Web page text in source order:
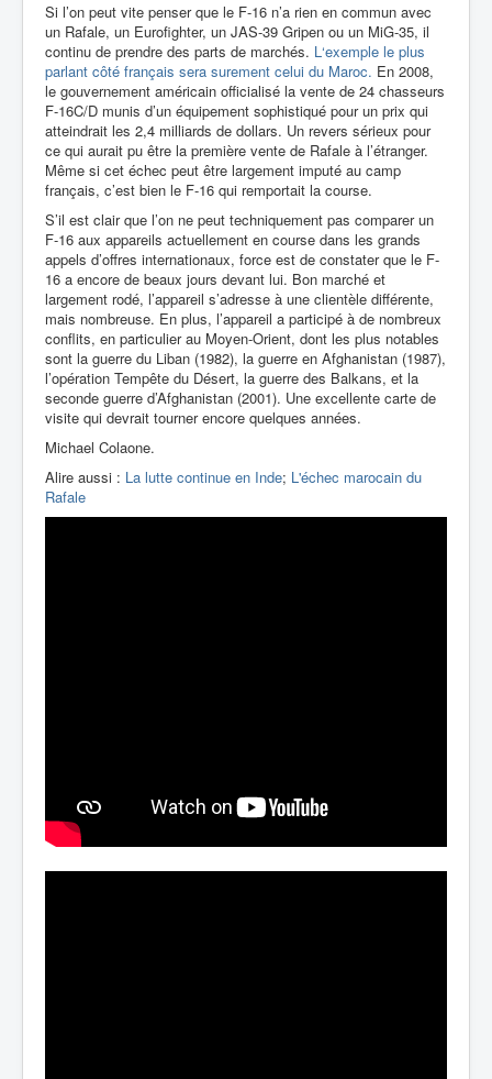
Si l’on peut vite penser que le F-16 n’a rien en commun avec
un Rafale, un Eurofighter, un JAS-39 Gripen ou un MiG-35, il
continu de prendre des parts de marchés. L‘exemple le plus
parlant côté français sera surement celui du Maroc. En 2008,
le gouvernement américain officialisé la vente de 24 chasseurs
F-16C/D munis d’un équipement sophistiqué pour un prix qui
atteindrait les 2,4 milliards de dollars. Un revers sérieux pour
ce qui aurait pu être la première vente de Rafale à l’étranger.
Même si cet échec peut être largement imputé au camp
français, c’est bien le F-16 qui remportait la course.
S’il est clair que l’on ne peut techniquement pas comparer un
F-16 aux appareils actuellement en course dans les grands
appels d’offres internationaux, force est de constater que le F-
16 a encore de beaux jours devant lui. Bon marché et
largement rodé, l’appareil s’adresse à une clientèle différente,
mais nombreuse. En plus, l’appareil a participé à de nombreux
conflits, en particulier au Moyen-Orient, dont les plus notables
sont la guerre du Liban (1982), la guerre en Afghanistan (1987),
l’opération Tempête du Désert, la guerre des Balkans, et la
seconde guerre d’Afghanistan (2001). Une excellente carte de
visite qui devrait tourner encore quelques années.
Michael Colaone.
Alire aussi : La lutte continue en Inde; L'échec marocain du
Rafale